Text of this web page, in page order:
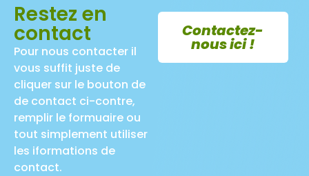
Restez en
contact
Pour nous contacter il
vous suffit juste de
cliquer sur le bouton de
de contact ci-contre,
remplir le formuaire ou
tout simplement utiliser
les iformations de
contact.
Contactez-
nous ici !